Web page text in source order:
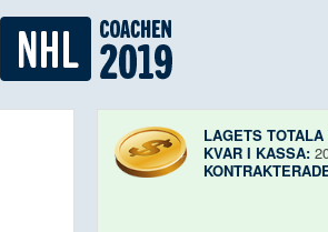
LAGETS TOTALA
KVAR I KASSA: